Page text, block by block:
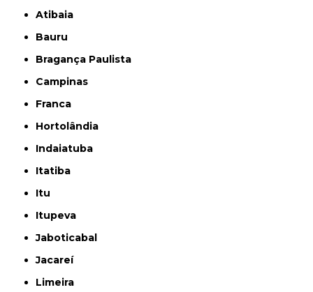
Atibaia
Bauru
Bragança Paulista
Campinas
Franca
Hortolândia
Indaiatuba
Itatiba
Itu
Itupeva
Jaboticabal
Jacareí
Limeira